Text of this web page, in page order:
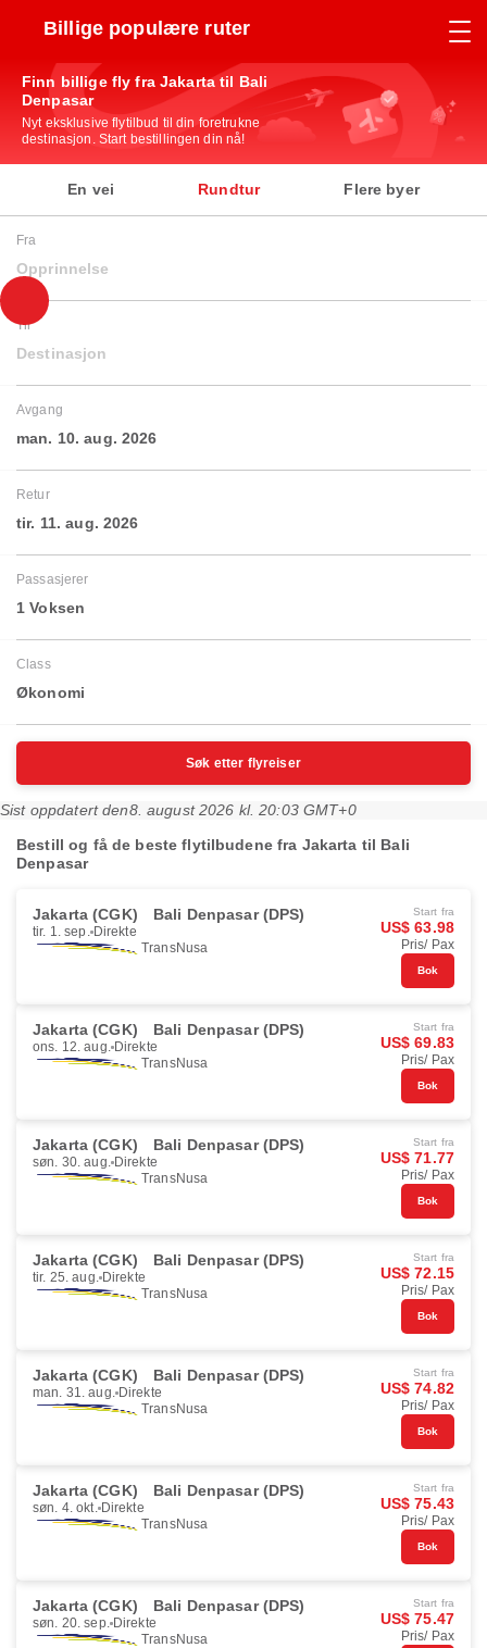
Billige populære ruter
Finn billige fly fra Jakarta til Bali
Denpasar
Nyt eksklusive flytilbud til din foretrukne
destinasjon. Start bestillingen din nå!
En vei Rundtur Flere byer
Fra
Opprinnelse
Til
Destinasjon
Avgang
man. 10. aug. 2026
Retur
tir. 11. aug. 2026
Passasjerer
1 Voksen
Class
Økonomi
Søk etter flyreiser
Sist oppdatert den8. august 2026 kl. 20:03 GMT+0
Bestill og få de beste flytilbudene fra Jakarta til Bali
Denpasar
Jakarta (CGK) Bali Denpasar (DPS)
tir. 1. sep. Direkte
TransNusa
Start fra
US$ 63.98
Pris/ Pax
Bok
Jakarta (CGK) Bali Denpasar (DPS)
ons. 12. aug. Direkte
TransNusa
Start fra
US$ 69.83
Pris/ Pax
Bok
Jakarta (CGK) Bali Denpasar (DPS)
søn. 30. aug. Direkte
TransNusa
Start fra
US$ 71.77
Pris/ Pax
Bok
Jakarta (CGK) Bali Denpasar (DPS)
tir. 25. aug. Direkte
TransNusa
Start fra
US$ 72.15
Pris/ Pax
Bok
Jakarta (CGK) Bali Denpasar (DPS)
man. 31. aug. Direkte
TransNusa
Start fra
US$ 74.82
Pris/ Pax
Bok
Jakarta (CGK) Bali Denpasar (DPS)
søn. 4. okt. Direkte
TransNusa
Start fra
US$ 75.43
Pris/ Pax
Bok
Jakarta (CGK) Bali Denpasar (DPS)
søn. 20. sep. Direkte
TransNusa
Start fra
US$ 75.47
Pris/ Pax